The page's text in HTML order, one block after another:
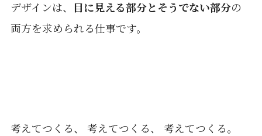
デザインは、 目に見える部分とそうでない部分の
両方を求められる仕事です。
考えてつくる、 考えてつくる、 考えてつくる。